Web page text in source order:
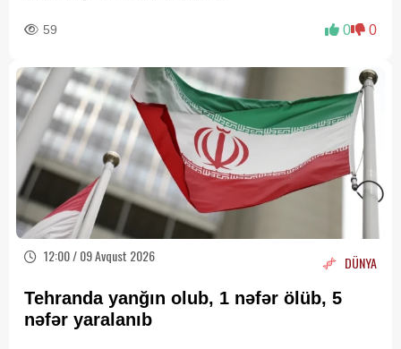
59 0 0
12:00 / 09 Avqust 2026 DÜNYA
Tehranda yanğın olub, 1 nəfər ölüb, 5
nəfər yaralanıb